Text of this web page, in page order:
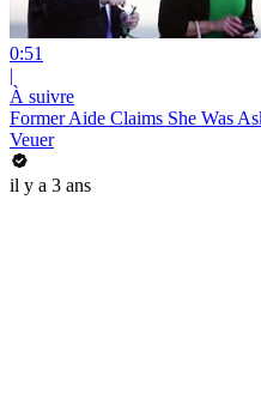
0:51
|
À suivre
Former Aide Claims She Was
Veuer
il y a 3 ans